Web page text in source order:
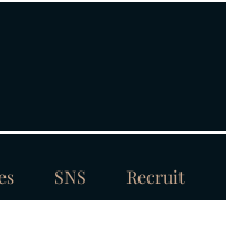
SNS Recruit